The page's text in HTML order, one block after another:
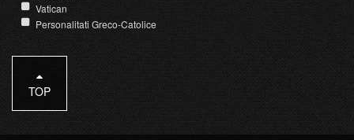
Vatican
Personalitati Greco-Catolice
TOP